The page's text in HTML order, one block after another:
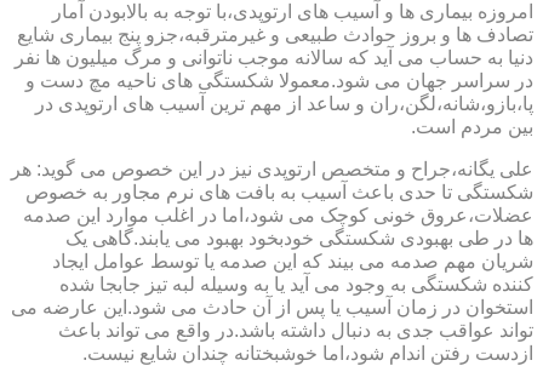
امروزه بیماری ها و آسیب های ارتوپدی،با توجه به بالابودن آمار
تصادف ها و بروز حوادث طبیعی و غیرمترقبه،جزو پنج بیماری شایع
دنیا به حساب می آید که سالانه موجب ناتوانی و مرگ میلیون ها نفر
در سراسر جهان می شود.معمولا شکستگی های ناحیه مچ دست و
پا،بازو،شانه،لگن،ران و ساعد از مهم ترین آسیب های ارتوپدی در
بین مردم است.
علی یگانه،جراح و متخصص ارتوپدی نیز در این خصوص می گوید: هر
شکستگی تا حدی باعث آسیب به بافت های نرم مجاور به خصوص
عضلات،عروق خونی کوچک می شود،اما در اغلب موارد این صدمه
ها در طی بهبودی شکستگی خودبخود بهبود می یابند.گاهی یک
شریان مهم صدمه می بیند که این صدمه یا توسط عوامل ایجاد
کننده شکستگی به وجود می آید یا به وسیله لبه تیز جابجا شده
استخوان در زمان آسیب یا پس از آن حادث می شود.این عارضه می
تواند عواقب جدی به دنبال داشته باشد.در واقع می تواند باعث
ازدست رفتن اندام شود،اما خوشبختانه چندان شایع نیست.